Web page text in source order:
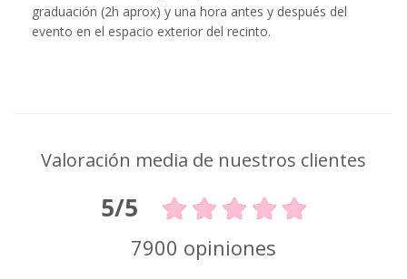
graduación (2h aprox) y una hora antes y después del
evento en el espacio exterior del recinto.
Valoración media de nuestros clientes
5/5
7900 opiniones